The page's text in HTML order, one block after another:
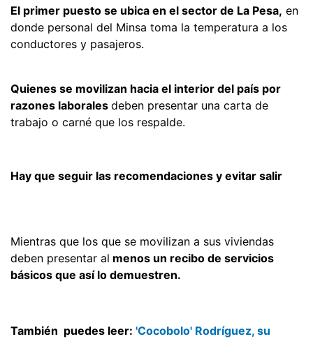
El primer puesto se ubica en el sector de La Pesa, en
donde personal del Minsa toma la temperatura a los
conductores y pasajeros.
Quienes se movilizan hacia el interior del país por
razones laborales deben presentar una carta de
trabajo o carné que los respalde.
Hay que seguir las recomendaciones y evitar salir
Mientras que los que se movilizan a sus viviendas
deben presentar al menos un recibo de servicios
básicos que así lo demuestren.
También puedes leer: 'Cocobolo' Rodríguez, su